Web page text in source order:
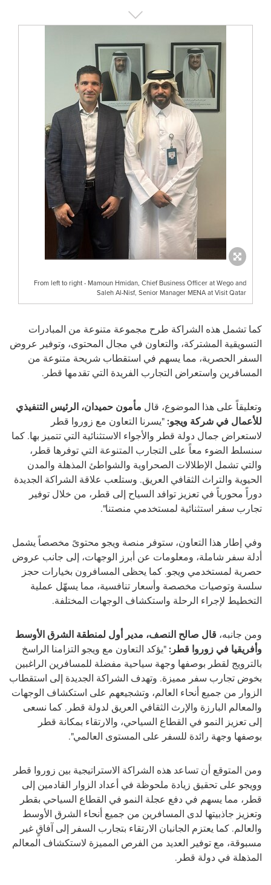
From left to right - Mamoun Hmidan, Chief Business Officer at Wego and
Saleh Al-Nisf, Senior Manager MENA at Visit Qatar
كما تشمل هذه الشراكة طرح مجموعة متنوعة من المبادرات
التسويقية المشتركة، والتعاون في مجال المحتوى، وتوفير عروض
السفر الحصرية، مما يسهم في استقطاب شريحة متنوعة من
المسافرين واستعراض التجارب الفريدة التي تقدمها قطر.
وتعليقاً على هذا الموضوع، قال مأمون حميدان، الرئيس التنفيذي
للأعمال في شركة ويجو:"يسرنا التعاون مع زوروا قطر
لاستعراض جمال دولة قطر والأجواء الاستثنائية التي تتميز بها. كما
سنسلط الضوء معاً على التجارب المتنوعة التي توفرها قطر،
والتي تشمل الإطلالات الصحراوية والشواطئ المذهلة والمدن
الحيوية والتراث الثقافي العريق. وستلعب علاقة الشراكة الجديدة
دوراً محورياً في تعزيز توافد السياح إلى قطر، من خلال توفير
تجارب سفر استثنائية لمستخدمي منصتنا".
وفي إطار هذا التعاون، ستوفر منصة ويجو محتوىً مخصصاً يشمل
أدلة سفر شاملة، ومعلومات عن أبرز الوجهات، إلى جانب عروض
حصرية لمستخدمي ويجو. كما يحظى المسافرون بخيارات حجز
سلسة وتوصيات مخصصة وأسعار تنافسية، مما يسهّل عملية
التخطيط لإجراء الرحلة واستكشاف الوجهات المختلفة.
ومن جانبه، قال صالح النصف، مدير أول لمنطقة الشرق الأوسط
وأفريقيا في زوروا قطر:"يؤكد التعاون مع ويجو التزامنا الراسخ
بالترويج لقطر بوصفها وجهة سياحية مفضلة للمسافرين الراغبين
بخوض تجارب سفر مميزة. وتهدف الشراكة الجديدة إلى استقطاب
الزوار من جميع أنحاء العالم، وتشجيعهم على استكشاف الوجهات
والمعالم البارزة والإرث الثقافي العريق لدولة قطر. كما نسعى
إلى تعزيز النمو في القطاع السياحي، والارتقاء بمكانة قطر
بوصفها وجهة رائدة للسفر على المستوى العالمي".
ومن المتوقع أن تساعد هذه الشراكة الاستراتيجية بين زوروا قطر
وويجو على تحقيق زيادة ملحوظة في أعداد الزوار القادمين إلى
قطر، مما يسهم في دفع عجلة النمو في القطاع السياحي بقطر
وتعزيز جاذبيتها لدى المسافرين من جميع أنحاء الشرق الأوسط
والعالم. كما يعتزم الجانبان الارتقاء بتجارب السفر إلى آفاقٍ غير
مسبوقة، مع توفير العديد من الفرص المميزة لاستكشاف المعالم
المذهلة في دولة قطر.